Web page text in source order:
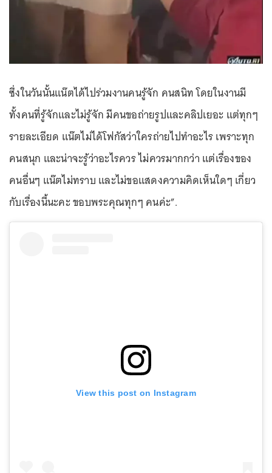
ซึ่งในวันนั้นแน๊ตได้ไปร่วมงานคนรู้จัก คนสนิท โดยในงานมี
ทั้งคนที่รู้จักและไม่รู้จัก มีคนขอถ่ายรูปและคลิปเยอะ แต่ทุกๆ
รายละเอียด แน๊ตไม่ได้โฟกัสว่าใครถ่ายไปทำอะไร เพราะทุก
คนสนุก และน่าจะรู้ว่าอะไรควร ไม่ควรมากกว่า แต่เรื่องของ
คนอื่นๆ แน๊ตไม่ทราบ และไม่ขอแสดงความคิดเห็นใดๆ เกี่ยว
กับเรื่องนี้นะคะ ขอบพระคุณทุกๆ คนค่ะ”.
View this post on Instagram